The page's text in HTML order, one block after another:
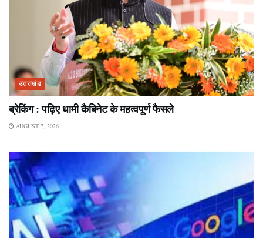
उत्तराखंड
ब्रेकिंग : पढ़िए धामी कैबिनेट के महत्वपूर्ण फैसले
AUGUST 7, 2026